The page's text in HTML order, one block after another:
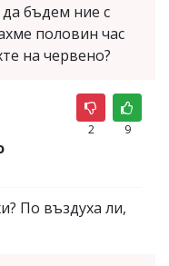
бъдем ние с
половин час
на червено?
2 9
По въздуха ли,